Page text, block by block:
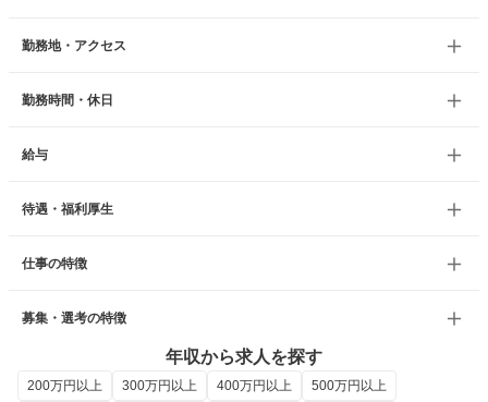
勤務地・アクセス
勤務時間・休日
給与
待遇・福利厚生
仕事の特徴
募集・選考の特徴
年収から求人を探す
200万円以上 300万円以上 400万円以上 500万円以上